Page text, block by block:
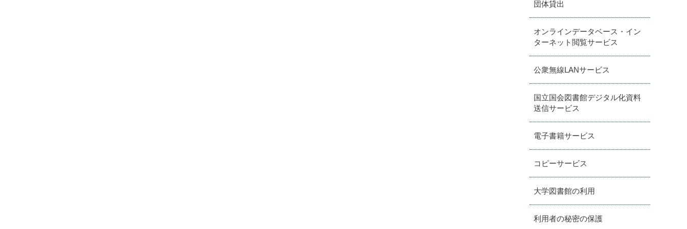
団体貸出
オンラインデータベース・イン
ターネット閲覧サービス
公衆無線LANサービス
国立国会図書館デジタル化資料
送信サービス
電子書籍サービス
コピーサービス
大学図書館の利用
利用者の秘密の保護